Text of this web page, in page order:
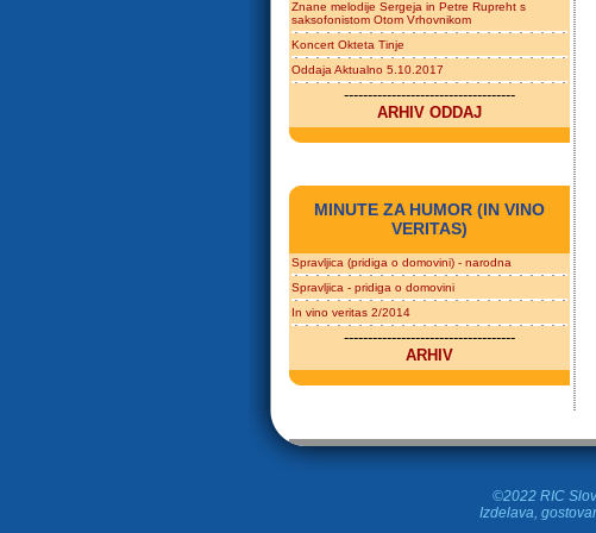
Znane melodije Sergeja in Petre Rupreht s
saksofonistom Otom Vrhovnikom
Koncert Okteta Tinje
Oddaja Aktualno 5.10.2017
------------------------------------
ARHIV ODDAJ
MINUTE ZA HUMOR (IN VINO
VERITAS)
Spravljica (pridiga o domovini) - narodna
Spravljica - pridiga o domovini
In vino veritas 2/2014
------------------------------------
ARHIV
©2022 RIC
Izdelava,